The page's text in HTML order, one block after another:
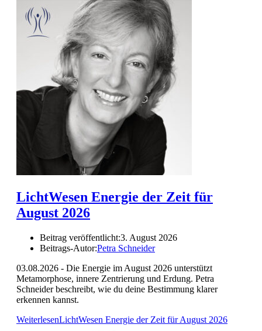
LichtWesen Energie der Zeit für
August 2026
Beitrag veröffentlicht:3. August 2026
Beitrags-Autor:Petra Schneider
03.08.2026 - Die Energie im August 2026 unterstützt
Metamorphose, innere Zentrierung und Erdung. Petra
Schneider beschreibt, wie du deine Bestimmung klarer
erkennen kannst.
WeiterlesenLichtWesen Energie der Zeit für August 2026